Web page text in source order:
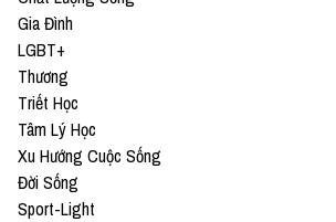
Gia Đình
LGBT+
Thương
Triết Học
Tâm Lý Học
Xu Hướng Cuộc Sống
Đời Sống
Sport-Light